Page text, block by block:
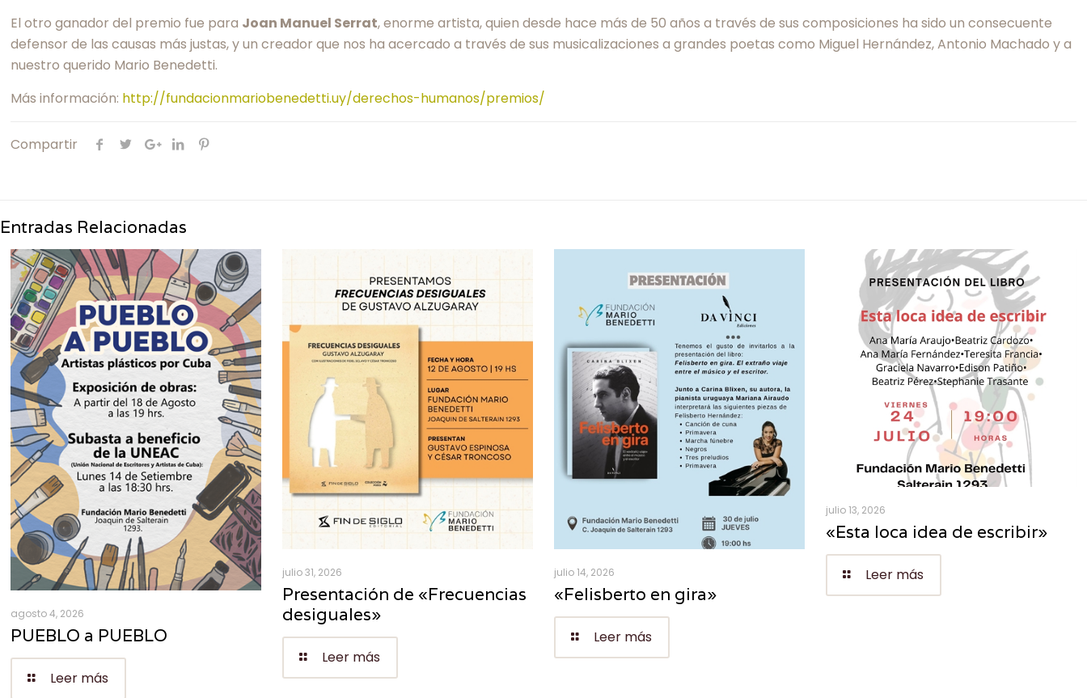
El otro ganador del premio fue para Joan Manuel Serrat, enorme artista, quien desde hace más de 50 años a través de sus composiciones ha sido un consecuente
defensor de las causas más justas, y un creador que nos ha acercado a través de sus musicalizaciones a grandes poetas como Miguel Hernández, Antonio Machado y a
nuestro querido Mario Benedetti.
Más información: http://fundacionmariobenedetti.uy/derechos-humanos/premios/
Compartir
Entradas Relacionadas
agosto 4, 2026
PUEBLO a PUEBLO
Leer más
julio 31, 2026
Presentación de «Frecuencias
desiguales»
Leer más
julio 14, 2026
«Felisberto en gira»
Leer más
julio 13, 2026
«Esta loca idea de escribir»
Leer más